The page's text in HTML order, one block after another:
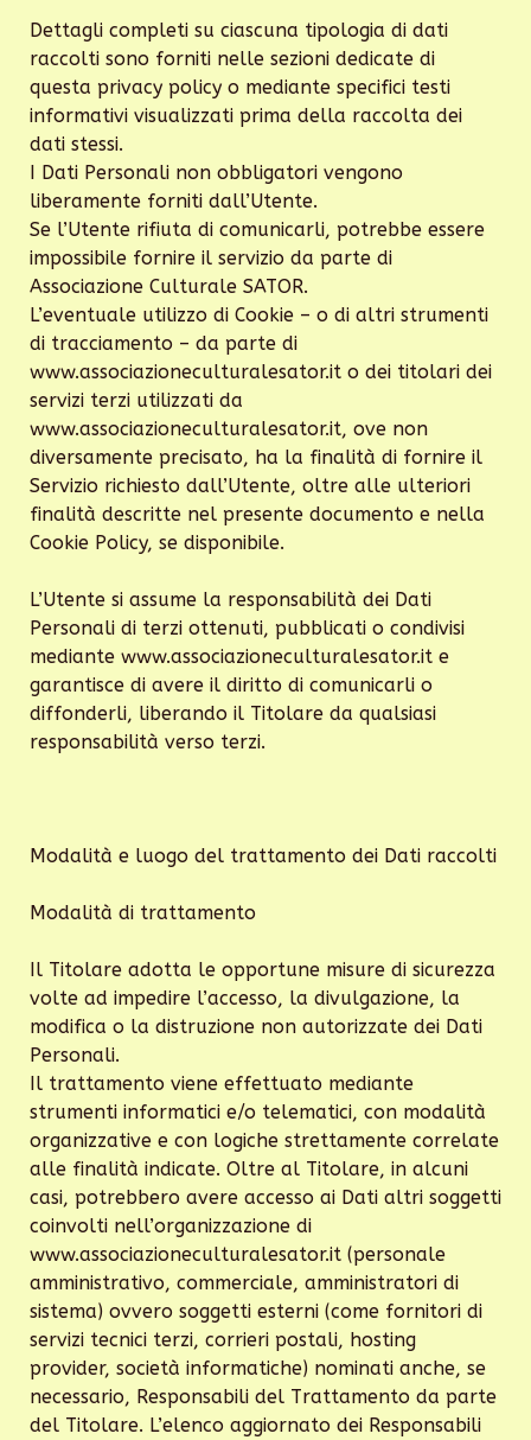
Dettagli completi su ciascuna tipologia di dati
raccolti sono forniti nelle sezioni dedicate di
questa privacy policy o mediante specifici testi
informativi visualizzati prima della raccolta dei
dati stessi.
I Dati Personali non obbligatori vengono
liberamente forniti dall’Utente.
Se l’Utente rifiuta di comunicarli, potrebbe essere
impossibile fornire il servizio da parte di
Associazione Culturale SATOR.
L’eventuale utilizzo di Cookie – o di altri strumenti
di tracciamento – da parte di
www.associazioneculturalesator.it o dei titolari dei
servizi terzi utilizzati da
www.associazioneculturalesator.it, ove non
diversamente precisato, ha la finalità di fornire il
Servizio richiesto dall’Utente, oltre alle ulteriori
finalità descritte nel presente documento e nella
Cookie Policy, se disponibile.
L’Utente si assume la responsabilità dei Dati
Personali di terzi ottenuti, pubblicati o condivisi
mediante www.associazioneculturalesator.it e
garantisce di avere il diritto di comunicarli o
diffonderli, liberando il Titolare da qualsiasi
responsabilità verso terzi.
Modalità e luogo del trattamento dei Dati raccolti
Modalità di trattamento
Il Titolare adotta le opportune misure di sicurezza
volte ad impedire l’accesso, la divulgazione, la
modifica o la distruzione non autorizzate dei Dati
Personali.
Il trattamento viene effettuato mediante
strumenti informatici e/o telematici, con modalità
organizzative e con logiche strettamente correlate
alle finalità indicate. Oltre al Titolare, in alcuni
casi, potrebbero avere accesso ai Dati altri soggetti
coinvolti nell’organizzazione di
www.associazioneculturalesator.it (personale
amministrativo, commerciale, amministratori di
sistema) ovvero soggetti esterni (come fornitori di
servizi tecnici terzi, corrieri postali, hosting
provider, società informatiche) nominati anche, se
necessario, Responsabili del Trattamento da parte
del Titolare. L’elenco aggiornato dei Responsabili